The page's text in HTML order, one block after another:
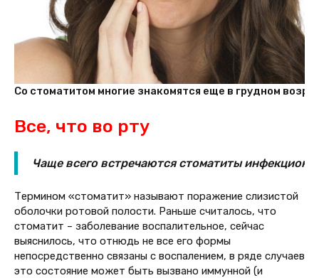
Со стоматитом многие знакомятся еще в грудном
Все, что во рту
Чаще всего встречаются стоматиты
Термином «стоматит» называют поражение слизистой
оболочки ротовой полости. Раньше считалось, что
стоматит – заболевание воспалительное, сейчас
выяснилось, что отнюдь не все его формы
непосредственно связаны с воспалением, в ряде случаев
это состояние может быть вызвано иммунной (и